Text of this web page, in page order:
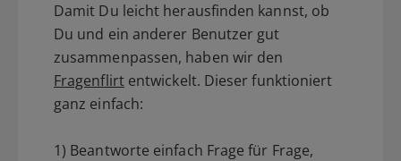
Damit Du leicht herausfinden kannst, ob
Du und ein anderer Benutzer gut
zusammenpassen, haben wir den
Fragenflirtentwickelt. Dieser funktioniert
ganz einfach:
1) Beantworte einfach Frage für Frage,